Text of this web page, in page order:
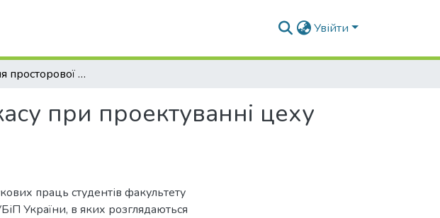
Увійти
Урахування просторової роботи каркасу при проектуванні цеху виготовлення скляних виробів
при проектуванні цеху
праць студентів факультету
України, в яких розглядаються